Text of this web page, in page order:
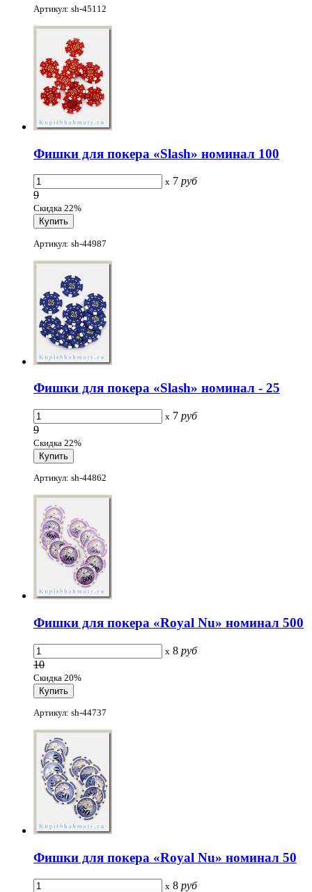
Артикул: sh-45112
Фишки для покера «Slash» номинал 100
x 7 руб
9
Скидка 22%
Артикул: sh-44987
Фишки для покера «Slash» номинал - 25
x 7 руб
9
Скидка 22%
Артикул: sh-44862
Фишки для покера «Royal Nu» номинал 500
x 8 руб
10
Скидка 20%
Артикул: sh-44737
Фишки для покера «Royal Nu» номинал 50
x 8 руб